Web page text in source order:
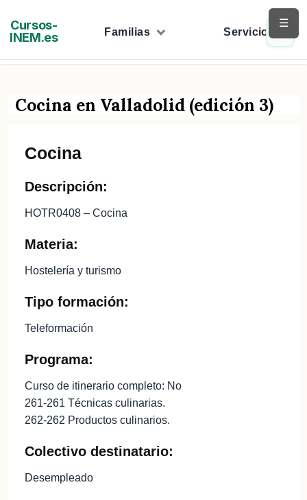
contenido
Cursos-
INEM.es
Familias Servicios
Cocina en Valladolid (edición 3)
Cocina
Descripción:
HOTR0408 – Cocina
Materia:
Hostelería y turismo
Tipo formación:
Teleformación
Programa:
Curso de itinerario completo: No
261-261 Técnicas culinarias.
262-262 Productos culinarios.
Colectivo destinatario:
Desempleado
☰